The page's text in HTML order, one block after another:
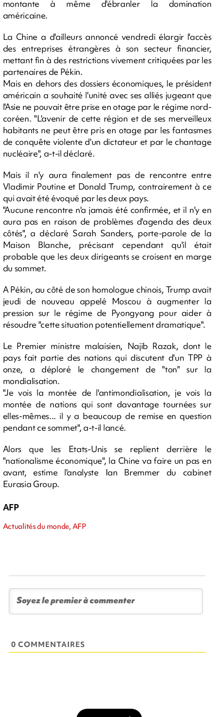
montante à même d'ébranler la domination
américaine.
La Chine a d'ailleurs annoncé vendredi élargir l'accès
des entreprises étrangères à son secteur financier,
mettant fin à des restrictions vivement critiquées par les
partenaires de Pékin.
Mais en dehors des dossiers économiques, le président
américain a souhaité l'unité avec ses alliés jugeant que
l'Asie ne pouvait être prise en otage par le régime nord-
coréen. "L'avenir de cette région et de ses merveilleux
habitants ne peut être pris en otage par les fantasmes
de conquête violente d'un dictateur et par le chantage
nucléaire", a-t-il déclaré.
Mais il n'y aura finalement pas de rencontre entre
Vladimir Poutine et Donald Trump, contrairement à ce
qui avait été évoqué par les deux pays.
"Aucune rencontre n'a jamais été confirmée, et il n'y en
aura pas en raison de problèmes d'agenda des deux
côtés", a déclaré Sarah Sanders, porte-parole de la
Maison Blanche, précisant cependant qu'il était
probable que les deux dirigeants se croisent en marge
du sommet.
A Pékin, au côté de son homologue chinois, Trump avait
jeudi de nouveau appelé Moscou à augmenter la
pression sur le régime de Pyongyang pour aider à
résoudre "cette situation potentiellement dramatique".
Le Premier ministre malaisien, Najib Razak, dont le
pays fait partie des nations qui discutent d'un TPP à
onze, a déploré le changement de "ton" sur la
mondialisation.
"Je vois la montée de l'antimondialisation, je vois la
montée de nations qui sont davantage tournées sur
elles-mêmes... il y a beaucoup de remise en question
pendant ce sommet", a-t-il lancé.
Alors que les Etats-Unis se replient derrière le
"nationalisme économique", la Chine va faire un pas en
avant, estime l'analyste Ian Bremmer du cabinet
Eurasia Group.
AFP
Actualités du monde, AFP
0 COMMENTAIRES